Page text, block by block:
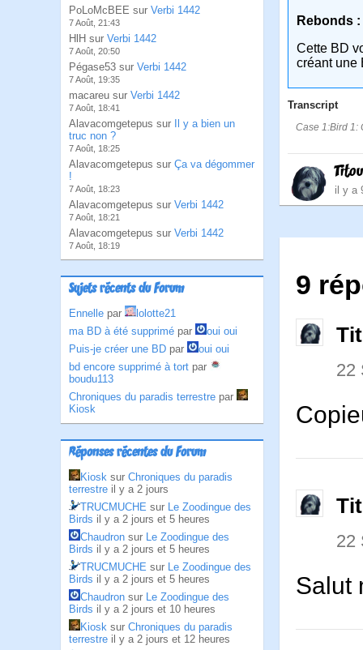
PoLoMcBEE sur Verbi 1442
7 Août, 21:43
HlH sur Verbi 1442
7 Août, 20:50
Pégase53 sur Verbi 1442
7 Août, 19:35
macareu sur Verbi 1442
7 Août, 18:41
Alavacomgetepus sur
Il y a bien un
truc non ?
7 Août, 18:25
Alavacomgetepus sur Ça va dégommer
!
7 Août, 18:23
Alavacomgetepus sur Verbi 1442
7 Août, 18:21
Alavacomgetepus sur Verbi 1442
7 Août, 18:19
Sujets récents du Forum
Ennelle par
lolotte21
ma BD à été supprimé par
oui oui
Puis-je créer une BD par
oui oui
bd encore supprimé à tort par
boudu113
Chroniques du paradis terrestre par
Kiosk
Réponses récentes du Forum
Kiosk sur Chroniques du paradis
terrestre il y a 2 jours
TRUCMUCHE sur Le Zoodingue des
Birds il y a 2 jours et 5 heures
Chaudron sur Le Zoodingue des
Birds il y a 2 jours et 5 heures
TRUCMUCHE sur Le Zoodingue des
Birds il y a 2 jours et 5 heures
Chaudron sur Le Zoodingue des
Birds il y a 2 jours et 10 heures
Kiosk sur Chroniques du paradis
terrestre il y a 2 jours et 12 heures
Rebonds :
Cette BD
créant une
Transcript
Case 1:Bird 1:
il y a
9
22
22
Salut